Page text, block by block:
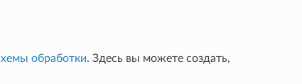
обработки. Здесь вы можете создать,